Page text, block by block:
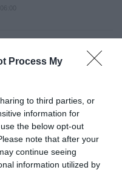
Process My
to third parties, or
information for
the below opt-out
note that after your
continue seeing
information utilized by
provida impulsa una
el derecho a la vida
la fecundación”
08/08/26 06:00